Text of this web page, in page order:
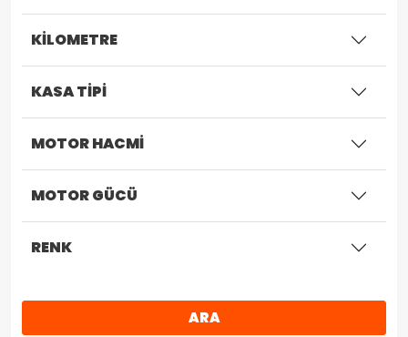
KİLOMETRE
KASA TİPİ
MOTOR HACMİ
MOTOR GÜCÜ
RENK
ARA